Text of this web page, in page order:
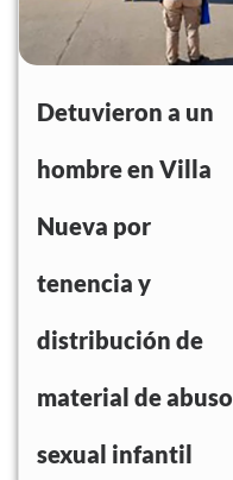
Detuvieron a un
hombre en Villa
Nueva por
tenencia y
distribución de
material de abuso
sexual infantil